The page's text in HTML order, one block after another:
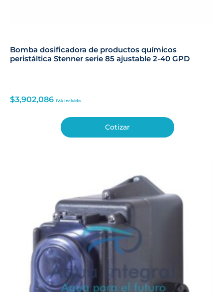
Bomba dosificadora de productos químicos
peristáltica Stenner serie 85 ajustable 2-40 GPD
$3,902,086 IVA Incluido
Cotizar